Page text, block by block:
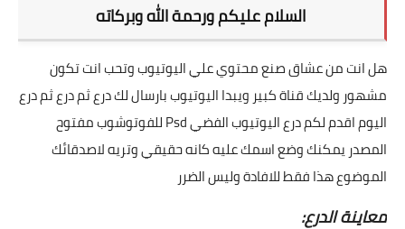
السلام عليكم ورحمة الله وبركاته
هل انت من عشاق صنع محتوي علي اليوتيوب وتحب انت تكون
مشهور ولديك قناة كبير ويبدا اليوتيوب بارسال لك درع ثم درع ثم درع
اليوم اقدم لكم درع اليوتيوب الفضي Psd للفوتوشوب مفتوح
المصدر يمكنك وضع اسمك عليه كانه حقيقي وتريه لاصدقائك
الموضوع هذا فقط للافادة وليس الضرر
معاينة الدرع: